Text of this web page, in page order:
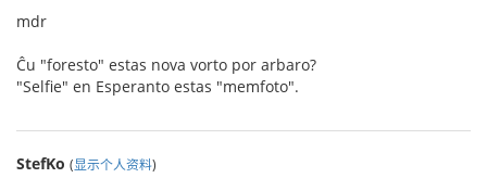
mdr
Ĉu "foresto" estas nova vorto por arbaro?
"Selfie" en Esperanto estas "memfoto".
StefKo (显示个人资料)